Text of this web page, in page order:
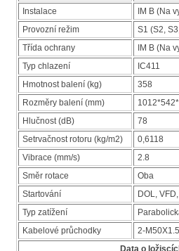
Instalace
IM B (Na
Provozní režim
S1 (S2,
Třída ochrany
IM B (Na
Typ chlazení
IC411
Hmotnost balení (kg)
358
Rozměry balení (mm)
Hlučnost (dB)
78
Setrvačnost rotoru (kg/m2)
0,6118
Vibrace (mm/s)
2.8
Směr rotace
Oba
Startování
DOL,
Typ zatížení
Kabelové průchodky
2-M50X1.5
Data o